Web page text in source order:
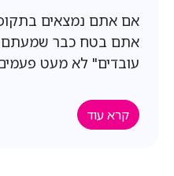
אם אתם נמצאים
אתם בטח כבר שמעתם
עובדים" לא מעט
קרא עוד